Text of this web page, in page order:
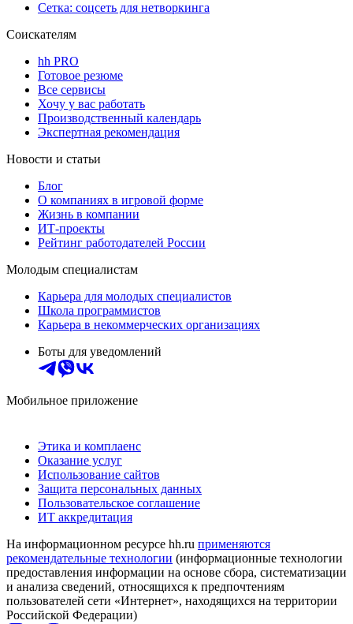
Сетка: соцсеть для нетворкинга
Соискателям
hh PRO
Готовое резюме
Все сервисы
Хочу у вас работать
Производственный календарь
Экспертная рекомендация
Новости и статьи
Блог
О компаниях в игровой форме
Жизнь в компании
ИТ-проекты
Рейтинг работодателей России
Молодым специалистам
Карьера для молодых специалистов
Школа программистов
Карьера в некоммерческих организациях
Боты для уведомлений
Мобильное приложение
Этика и комплаенс
Оказание услуг
Использование сайтов
Защита персональных данных
Пользовательское соглашение
ИТ аккредитация
На информационном ресурсе hh.ru применяются
рекомендательные технологии (информационные технологии
предоставления информации на основе сбора, систематизации
и анализа сведений, относящихся к предпочтениям
пользователей сети «Интернет», находящихся на территории
Российской Федерации)